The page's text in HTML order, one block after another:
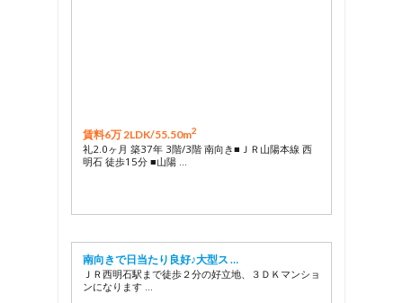
賃料6万 2LDK/55.50m2
礼2.0ヶ月 築37年 3階/3階 南向き■ＪＲ山陽本線 西
明石 徒歩15分 ■山陽 …
南向きで日当たり良好♪大型ス …
ＪＲ西明石駅まで徒歩２分の好立地、３ＤＫマンショ
ンになります …